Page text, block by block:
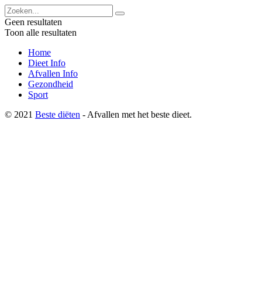
Geen resultaten
Toon alle resultaten
Home
Dieet Info
Afvallen Info
Gezondheid
Sport
© 2021 Beste diëten - Afvallen met het beste dieet.